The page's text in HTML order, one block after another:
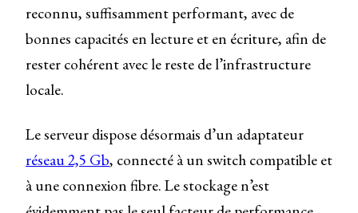
reconnu, suffisamment performant, avec de
bonnes capacités en lecture et en écriture, afin de
rester cohérent avec le reste de l’infrastructure
locale.
Le serveur dispose désormais d’un adaptateur
réseau 2,5 Gb, connecté à un switch compatible et
à une connexion fibre. Le stockage n’est